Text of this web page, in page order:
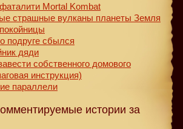
Mortal Kombat
страшные вулканы планеты Земля
подруге сбылся
дяди
собственного домового
инструкция)
параллели
истории за